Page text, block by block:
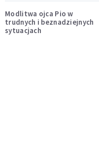
Modlitwa ojca Pio w
trudnych i beznadziejnych
sytuacjach